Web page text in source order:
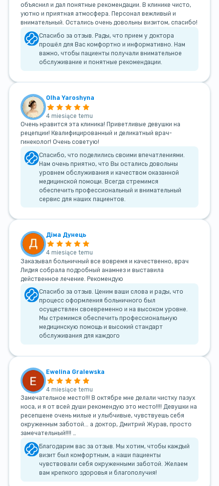
объяснил и дал понятные рекомендации. В клинике чисто,
уютно и приятная атмосфера. Персонал вежливый и
внимательный. Остались очень довольны визитом, спасибо!
Спасибо за отзыв. Рады, что прием у доктора
прошёл для Вас комфортно и информативно. Нам
важно, чтобы пациенты получали внимательное
обслуживание и понятные рекомендации.
Olha Yaroshyna
4 miesiące temu
Очень нравится эта клиника! Приветливые девушки на
рецепции! Квалифицированный и деликатный врач-
гинеколог! Очень советую!
Спасибо, что поделились своими впечатлениями.
Нам очень приятно, что Вы остались довольны
уровнем обслуживания и качеством оказанной
медицинской помощи. Всегда стремимся
обеспечить профессиональный и внимательный
сервис для наших пациентов.
Діма Дунець
4 miesiące temu
Заказывал больничный все вовремя и качественно, врач
Лидия собрала подробный анамнез и выставила
действенное лечение. Рекомендую
Спасибо за отзыв. Ценим ваши слова и рады, что
процесс оформления больничного был
осуществлен своевременно и на высоком уровне.
Мы стремимся обеспечить профессиональную
медицинскую помощь и высокий стандарт
обслуживания для каждого
Ewelina Gralewska
4 miesiące temu
Замечательное место!!! В октябре мне делали чистку пазух
носа, и я от всей души рекомендую это место!!!! Девушки на
ресепшене очень милые и улыбчивые, чувствуешь себя
окруженным заботой... а доктор, Дмитрий Журав, просто
замечательный!!!! …
Благодарим вас за отзыв. Мы хотим, чтобы каждый
визит был комфортным, а наши пациенты
чувствовали себя окруженными заботой. Желаем
вам крепкого здоровья и благополучия!